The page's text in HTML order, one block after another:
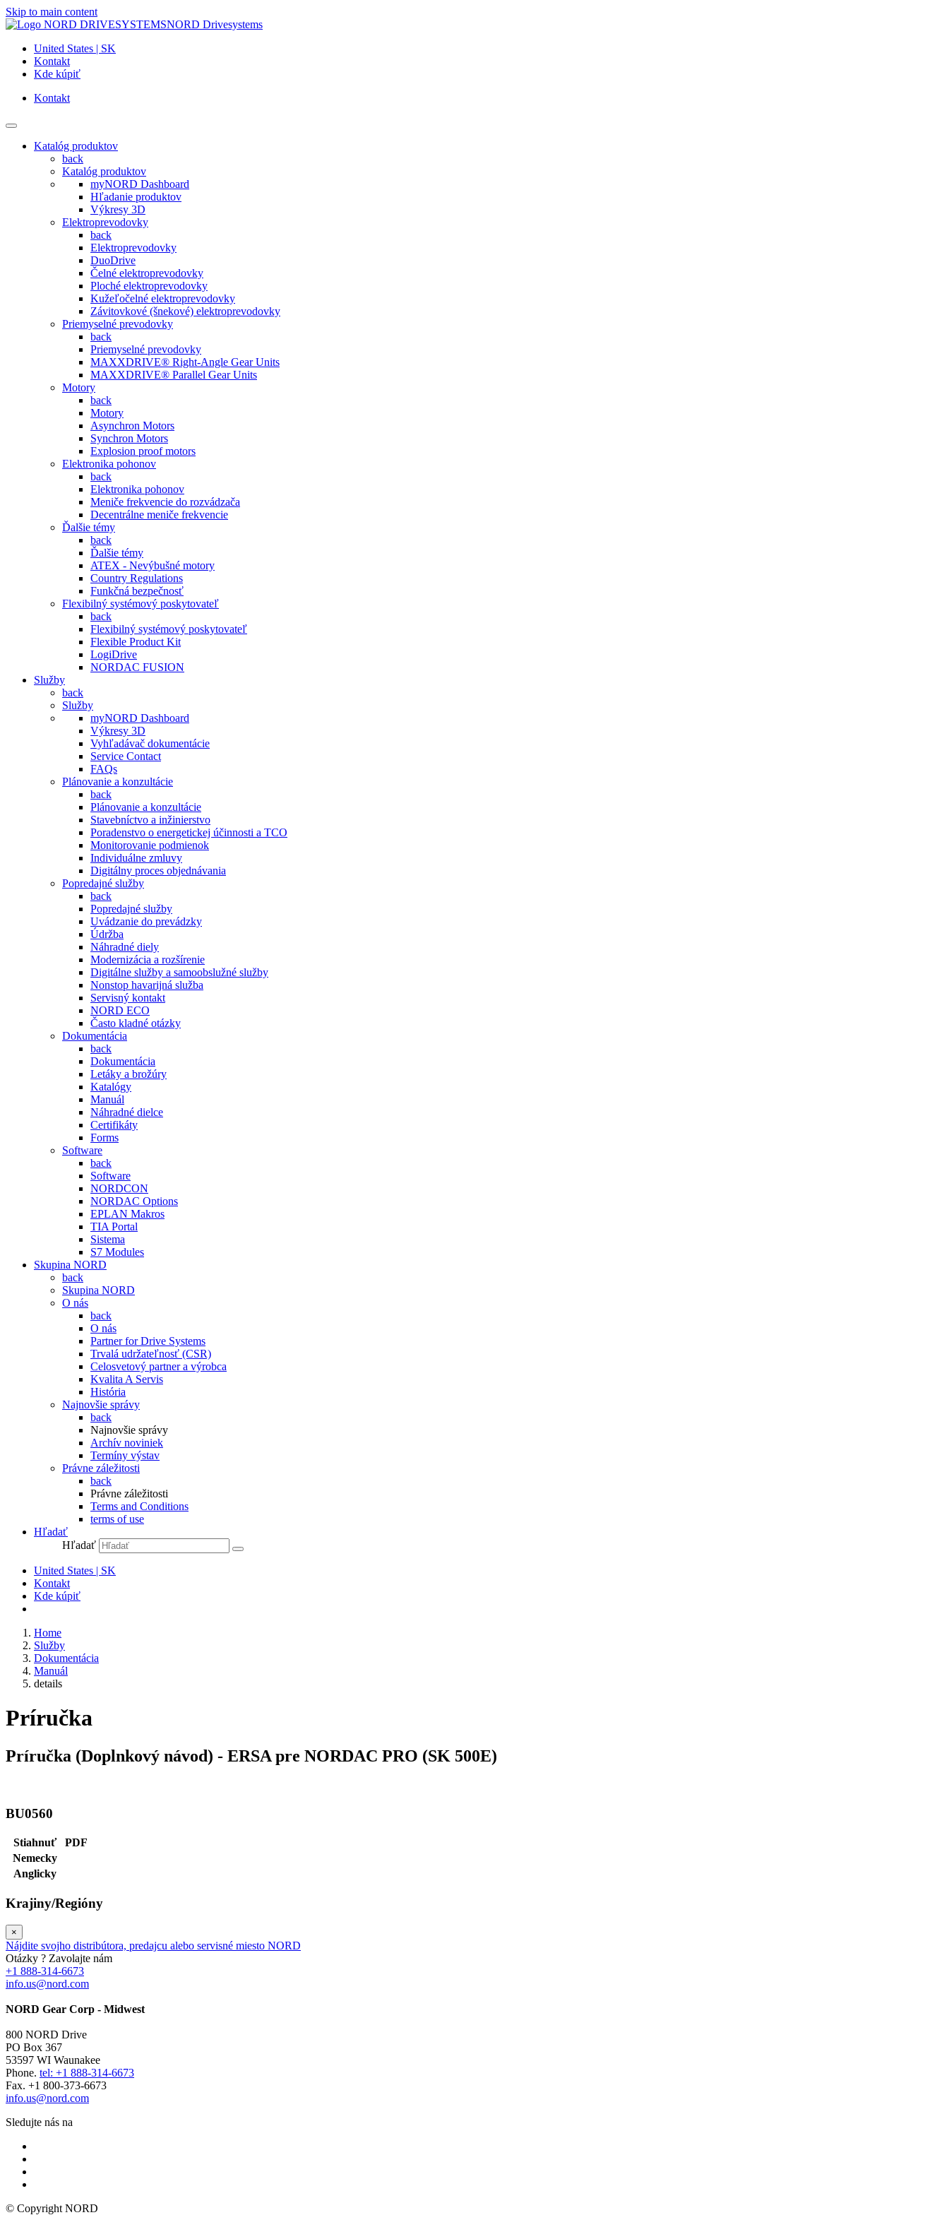
Skip to main content
NORD Drivesystems
United States | SK
Kontakt
Kde kúpiť
Kontakt
Katalóg produktov
back
Katalóg produktov
myNORD Dashboard
Hľadanie produktov
Výkresy 3D
Elektroprevodovky
back
Elektroprevodovky
DuoDrive
Čelné elektroprevodovky
Ploché elektroprevodovky
Kužeľočelné elektroprevodovky
Závitovkové (šnekové) elektroprevodovky
Priemyselné prevodovky
back
Priemyselné prevodovky
MAXXDRIVE® Right-Angle Gear Units
MAXXDRIVE® Parallel Gear Units
Motory
back
Motory
Asynchron Motors
Synchron Motors
Explosion proof motors
Elektronika pohonov
back
Elektronika pohonov
Meniče frekvencie do rozvádzača
Decentrálne meniče frekvencie
Ďalšie témy
back
Ďalšie témy
ATEX - Nevýbušné motory
Country Regulations
Funkčná bezpečnosť
Flexibilný systémový poskytovateľ
back
Flexibilný systémový poskytovateľ
Flexible Product Kit
LogiDrive
NORDAC FUSION
Služby
back
Služby
myNORD Dashboard
Výkresy 3D
Vyhľadávač dokumentácie
Service Contact
FAQs
Plánovanie a konzultácie
back
Plánovanie a konzultácie
Stavebníctvo a inžinierstvo
Poradenstvo o energetickej účinnosti a TCO
Monitorovanie podmienok
Individuálne zmluvy
Digitálny proces objednávania
Popredajné služby
back
Popredajné služby
Uvádzanie do prevádzky
Údržba
Náhradné diely
Modernizácia a rozšírenie
Digitálne služby a samoobslužné služby
Nonstop havarijná služba
Servisný kontakt
NORD ECO
Často kladné otázky
Dokumentácia
back
Dokumentácia
Letáky a brožúry
Katalógy
Manuál
Náhradné dielce
Certifikáty
Forms
Software
back
Software
NORDCON
NORDAC Options
EPLAN Makros
TIA Portal
Sistema
S7 Modules
Skupina NORD
back
Skupina NORD
O nás
back
O nás
Partner for Drive Systems
Trvalá udržateľnosť (CSR)
Celosvetový partner a výrobca
Kvalita A Servis
História
Najnovšie správy
back
Najnovšie správy
Archív noviniek
Termíny výstav
Právne záležitosti
back
Právne záležitosti
Terms and Conditions
terms of use
Hľadať
Hľadať
United States | SK
Kontakt
Kde kúpiť
Home
Služby
Dokumentácia
Manuál
details
Príručka
Príručka (Doplnkový návod) - ERSA pre NORDAC PRO (SK 500E)
BU0560
Stiahnuť
PDF
Nemecky
Anglicky
Krajiny/Regióny
×
Nájdite svojho distribútora, predajcu alebo servisné miesto NORD
Otázky ? Zavolajte nám
+1 888-314-6673
info.us@nord.com
NORD Gear Corp - Midwest
800 NORD Drive
PO Box 367
53597 WI Waunakee
Phone. tel: +1 888-314-6673
Fax. +1 800-373-6673
info.us@nord.com
Sledujte nás na
© Copyright NORD